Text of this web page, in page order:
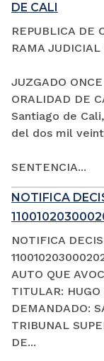
DE CALI
REPUBLICA DE
RAMA
JUZGADO
ORALIDAD DE
Santiago de
del dos mil
SENTENCIA...
NOTIFICA
NOTIFICA
AUTO QUE
TITULAR: HUGO
DEMANDADO:
TRIBUNAL
DE...